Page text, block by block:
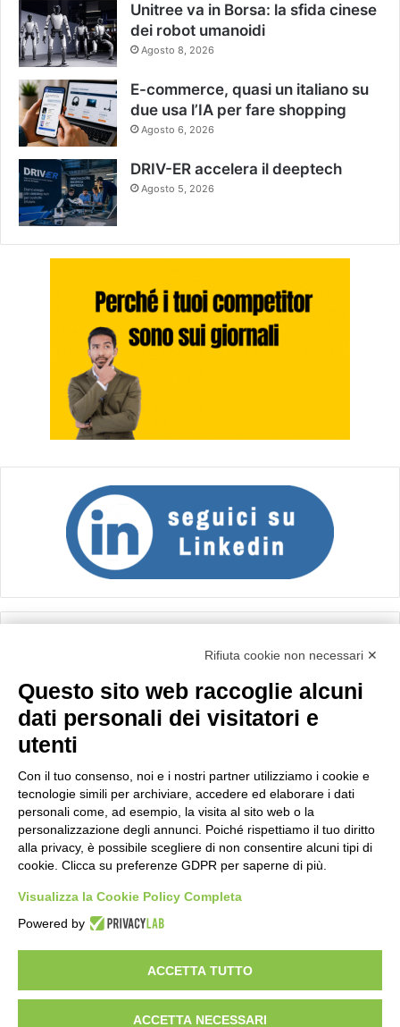
Unitree va in Borsa: la sfida cinese
dei robot umanoidi
Agosto 8, 2026
E-commerce, quasi un italiano su
due usa l’IA per fare shopping
Agosto 6, 2026
DRIV-ER accelera il deeptech
Agosto 5, 2026
Importo netto (€):
Calcola
Scorporo IVA
Importo lordo (€):
Rifiuta cookie non necessari ✕
Questo sito web raccoglie alcuni
dati personali dei visitatori e
utenti
Con il tuo consenso, noi e i nostri partner utilizziamo i cookie e
tecnologie simili per archiviare, accedere ed elaborare i dati
personali come, ad esempio, la visita al sito web o la
personalizzazione degli annunci. Poiché rispettiamo il tuo diritto
alla privacy, è possibile scegliere di non consentire alcuni tipi di
cookie. Clicca su preferenze GDPR per saperne di più.
Visualizza la Cookie Policy Completa
Powered by
ACCETTA TUTTO
ACCETTA NECESSARI